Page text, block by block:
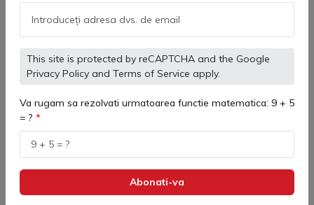
This site is protected by reCAPTCHA and the Google
Privacy Policy and Terms of Service apply.
Va rugam sa rezolvati urmatoarea functie matematica: 9 + 5
= ?
Abonati-va
-17%